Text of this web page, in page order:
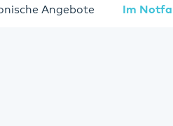
Angebote Im Notfall